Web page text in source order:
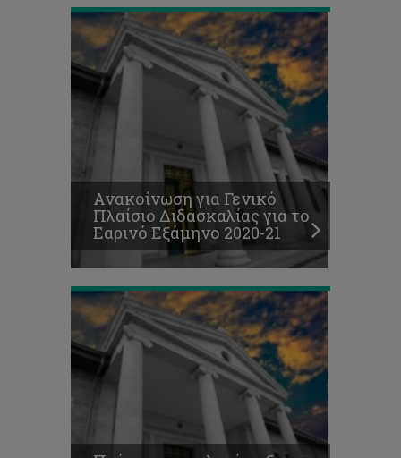
Ανακοίνωση για Γενικό
Πλαίσιο Διδασκαλίας για το
Εαρινό Εξάμηνο 2020-21
τελικών
αποστάσεως
εξετάσεων
Φθινοπωρινού
Εξαμήνου
2020-
21